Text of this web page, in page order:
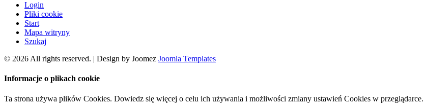
Login
Pliki cookie
Start
Mapa witryny
Szukaj
© 2026 All rights reserved. | Design by Joomez Joomla Templates
Informacje o plikach cookie
Ta strona używa plików Cookies. Dowiedz się więcej o celu ich używania i możliwości zmiany ustawień Cookies w przeglądarce.